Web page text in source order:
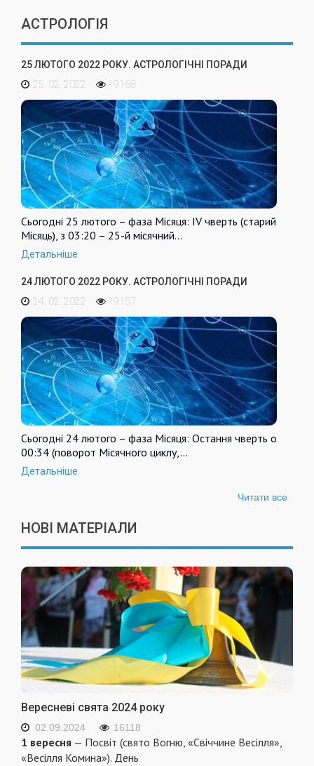
АСТРОЛОГІЯ
25 ЛЮТОГО 2022 РОКУ. АСТРОЛОГІЧНІ ПОРАДИ
25. 02. 2022
19168
Сьогодні 25 лютого – фаза Місяця: IV чверть (старий
Місяць), з 03:20 – 25-й місячний…
Детальніше
24 ЛЮТОГО 2022 РОКУ. АСТРОЛОГІЧНІ ПОРАДИ
24. 02. 2022
19157
Сьогодні 24 лютого – фаза Місяця: Остання чверть о
00:34 (поворот Місячного циклу,…
Детальніше
Читати все
НОВІ МАТЕРІАЛИ
Вересневі свята 2024 року
02.09.2024 16118
1 вересня — Посвіт (свято Вогню, «Свіччине Весілля»,
«Весілля Комина»). День